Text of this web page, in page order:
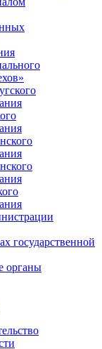
государственной
органы